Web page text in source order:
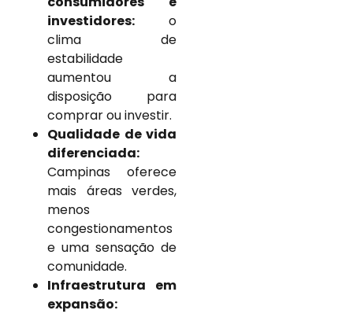
investidores: o
clima de
estabilidade
aumentou a
disposição para
comprar ou investir.
Qualidade de vida
diferenciada:
Campinas oferece
mais áreas verdes,
menos
congestionamentos
e uma sensação de
comunidade.
Infraestrutura em
expansão: